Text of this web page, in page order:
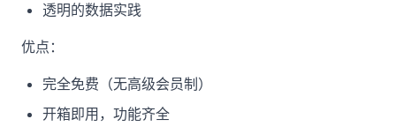
透明的数据实践
优点：
完全免费（无高级会员制）
开箱即用，功能齐全